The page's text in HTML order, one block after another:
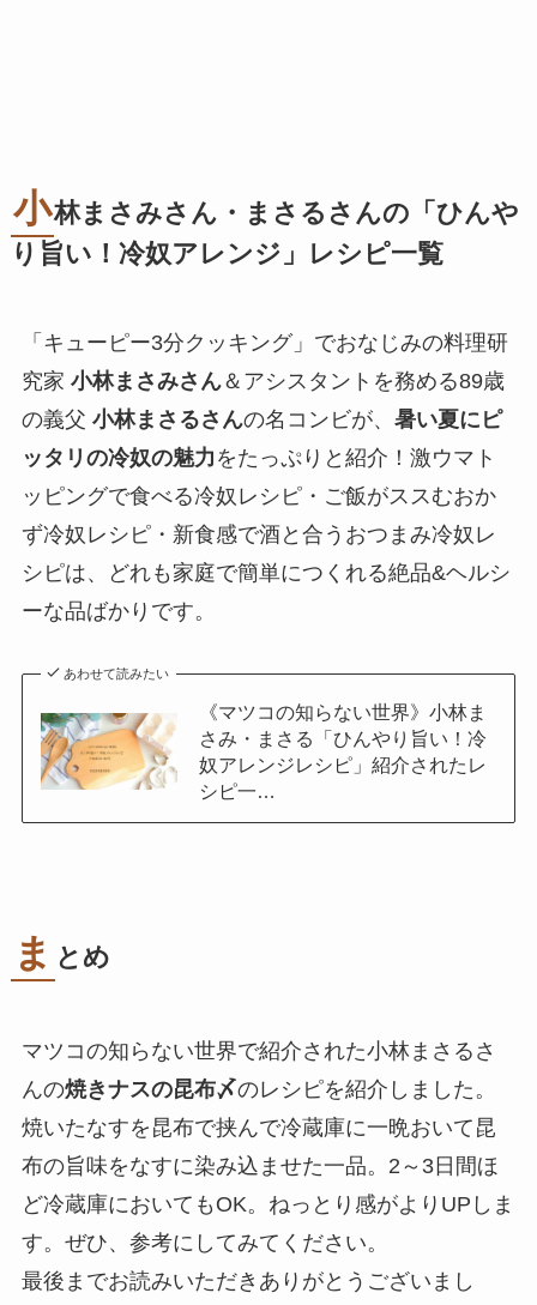
小林まさみさん・まさるさんの「ひんや
り旨い！冷奴アレンジ」レシピ一覧
「キューピー3分クッキング」でおなじみの料理研
究家 小林まさみさん＆アシスタントを務める89歳
の義父 小林まさるさんの名コンビが、 暑い夏にピ
ッタリの冷奴の魅力 をたっぷりと紹介！激ウマト
ッピングで食べる冷奴レシピ・ご飯がススむおか
ず冷奴レシピ・新食感で酒と合うおつまみ冷奴レ
シピは、どれも家庭で簡単につくれる絶品&ヘルシ
ーな品ばかりです。
あわせて読みたい
《マツコの知らない世界》小林ま
さみ・まさる「ひんやり旨い！冷
奴アレンジレシピ」紹介されたレ
シピ一…
ま とめ
マツコの知らない世界で紹介された小林まさるさ
んの焼きナスの昆布〆のレシピを紹介しました。
焼いたなすを昆布で挟んで冷蔵庫に一晩おいて昆
布の旨味をなすに染み込ませた一品。2～3日間ほ
ど冷蔵庫においてもOK。ねっとり感がよりUPしま
す。ぜひ、参考にしてみてください。
最後までお読みいただきありがとうございまし